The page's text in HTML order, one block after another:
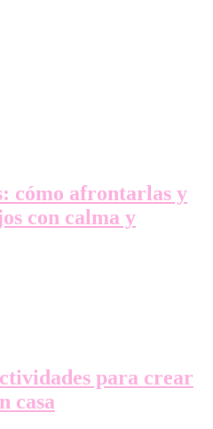
cómo afrontarlas y
con calma y
para crear
casa